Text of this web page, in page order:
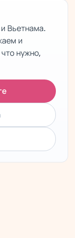
Вьетнама.
и
нужно,